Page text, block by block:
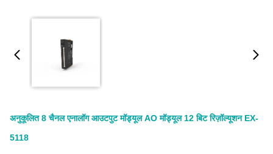
अनुकूलित 8 चैनल एनालॉग आउटपुट मॉड्यूल AO मॉड्यूल 12 बिट रिज़ॉल्यूशन EX-
5118